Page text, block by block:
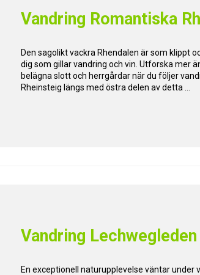
Vandring Romantiska
Den sagolikt vackra Rhendalen är som klippt
dig som gillar vandring och vin. Utforska mer
belägna slott och herrgårdar när du följer
Rheinsteig längs med östra delen av detta ...
Vandring Lechwegleden
En exceptionell naturupplevelse väntar under